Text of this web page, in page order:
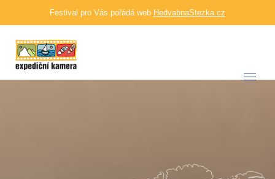
Festival pro Vás pořádá web HedvabnaStezka.cz